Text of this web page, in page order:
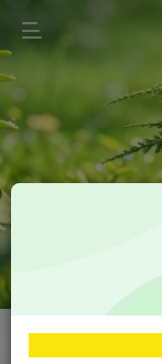
VIP特权介绍